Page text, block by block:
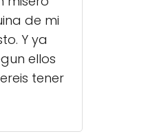
de mi
Y ya
ellos
tener